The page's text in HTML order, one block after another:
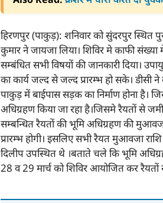
हिरणपुर (पाकुड़): शनिवार को सुंदरपुर स्थित
कुमार ने जायजा लिया। शिविर मे काफी
सम्बंधित सभी विषयों की जानकारी दिया।
का कार्य जल्द से जल्द प्रारम्भ हो सके। डीसी
पाकुड़ में बाईपास सड़क का निर्माण होना है।
अधिग्रहण किया जा रहा है।जिसमे रैयतों से
सम्बन्धित रैयतों की भूमि अधिग्रहण की
प्रारम्भ होगी। इसलिए सभी रैयत मुआवजा
दिलीप उपस्थित थे ।बताते चले कि भूमि
28 व 29 मार्च को शिविर आयोजित कर